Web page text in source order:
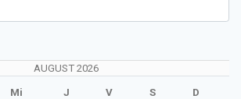
AUGUST 2026
Mi J V S D